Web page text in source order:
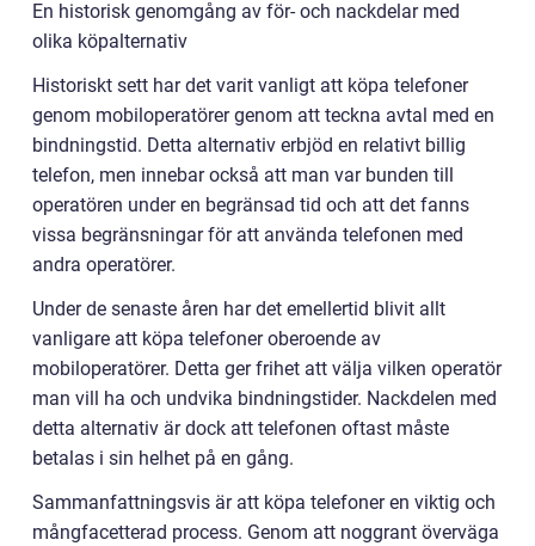
En historisk genomgång av för- och nackdelar med
olika köpalternativ
Historiskt sett har det varit vanligt att köpa telefoner
genom mobiloperatörer genom att teckna avtal med en
bindningstid. Detta alternativ erbjöd en relativt billig
telefon, men innebar också att man var bunden till
operatören under en begränsad tid och att det fanns
vissa begränsningar för att använda telefonen med
andra operatörer.
Under de senaste åren har det emellertid blivit allt
vanligare att köpa telefoner oberoende av
mobiloperatörer. Detta ger frihet att välja vilken operatör
man vill ha och undvika bindningstider. Nackdelen med
detta alternativ är dock att telefonen oftast måste
betalas i sin helhet på en gång.
Sammanfattningsvis är att köpa telefoner en viktig och
mångfacetterad process. Genom att noggrant överväga